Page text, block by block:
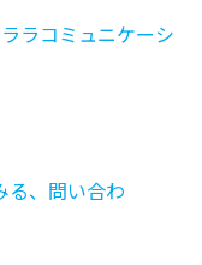
ラコミュニケーシ